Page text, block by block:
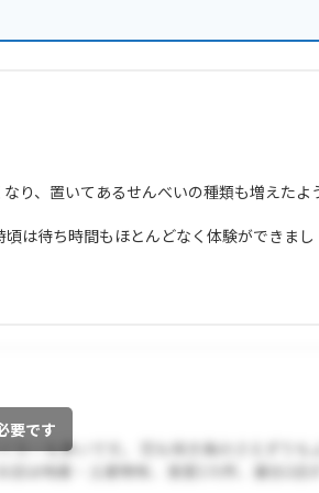
り、置いてあるせんべいの種類も増えたよ
は待ち時間もほとんどなく体験ができまし
要です